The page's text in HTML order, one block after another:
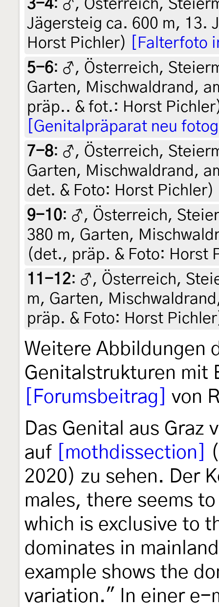
3-4: ♂, Österreich,
Jägersteig ca. 600 m, 13.
Horst Pichler)
[Falterfoto
5-6: ♂, Österreich,
Garten, Mischwaldrand,
präp.. & fot.: Horst
[Genitalpräparat neu
7-8: ♂, Österreich,
Garten, Mischwaldrand,
det. & Foto: Horst Pichler)
9-10: ♂, Österreich,
380 m, Garten,
(det., präp. & Foto: Horst
11-12: ♂, Österreich,
m, Garten,
präp. & Foto: Horst
Weitere Abbildungen
Genitalstrukturen mit
[Forumsbeitrag]
von
Das Genital aus Graz
auf
[mothdissection]
2020) zu sehen. Der
males, there seems
which is exclusive to
dominates in
example shows the
variation." In einer e-